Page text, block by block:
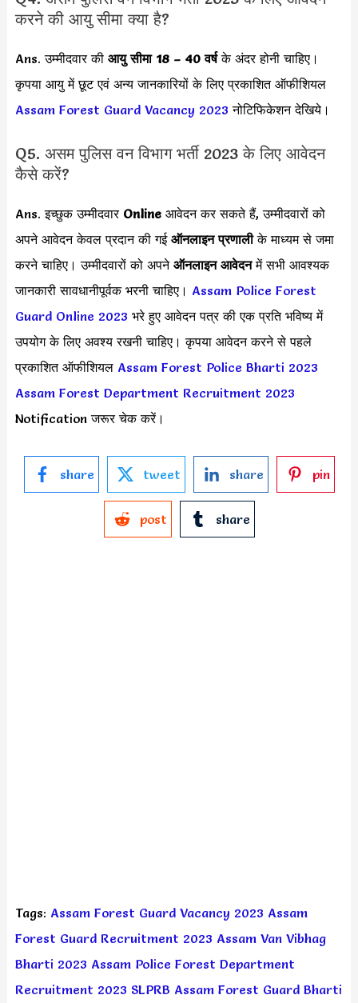
करने की आयु सीमा क्या है?
Ans. उम्मीदवार की आयु सीमा 18 – 40 वर्षके अंदर होनी चाहिए।
कृपया आयु में छूट एवं अन्य जानकारियों के लिए प्रकाशित ऑफीशियल
Assam Forest Guard Vacancy 2023 नोटिफिकेशन देखिये।
Q5. असम पुलिस वन विभाग भर्ती 2023 के लिए आवेदन
कैसे करें?
Ans. इच्छुक उम्मीदवार Online आवेदन कर सकते हैं, उम्मीदवारों को
अपने आवेदन केवल प्रदान की गई ऑनलाइन प्रणालीके माध्यम से जमा
करने चाहिए। उम्मीदवारों को अपने ऑनलाइन आवेदनमें सभी आवश्यक
जानकारी सावधानीपूर्वक भरनी चाहिए। Assam Police Forest
Guard Online 2023 भरे हुए आवेदन पत्र की एक प्रति भविष्य में
उपयोग के लिए अवश्य रखनी चाहिए। कृपया आवेदन करने से पहले
प्रकाशित ऑफीशियल Assam Forest Police Bharti 2023
Assam Forest Department Recruitment 2023
Notification जरूर चेक करें।
share tweet share pin
post share
Tags: Assam Forest Guard Vacancy 2023 Assam
Forest Guard Recruitment 2023 Assam Van Vibhag
Bharti 2023 Assam Police Forest Department
Recruitment 2023 SLPRB Assam Forest Guard Bharti